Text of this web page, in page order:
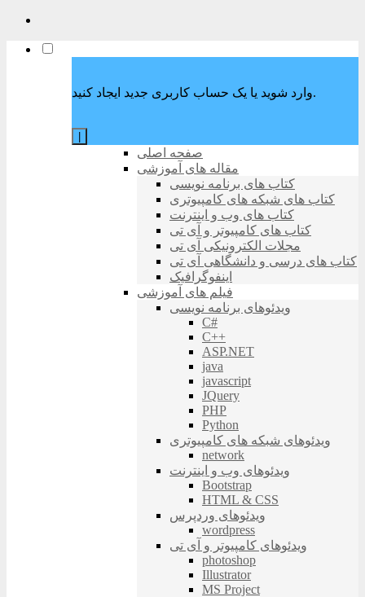
وارد شوید یا یک حساب کاربری جدید ایجاد کنید.
صفحه اصلی
مقاله های آموزشی
کتاب های برنامه نویسی
کتاب های شبکه های کامپیوتری
کتاب های وب و اینترنت
کتاب های کامپیوتر و آی تی
مجلات الکترونیکی آی تی
کتاب های درسی و دانشگاهی آی تی
اینفوگرافیک
فیلم های آموزشی
ویدئوهای برنامه نویسی
C#
C++
ASP.NET
java
javascript
JQuery
PHP
Python
ویدئوهای شبکه های کامپیوتری
network
ویدئوهای وب و اینترنت
Bootstrap
HTML & CSS
ویدئوهای وردپرس
wordpress
ویدئوهای کامپیوتر و آی تی
photoshop
Illustrator
MS Project